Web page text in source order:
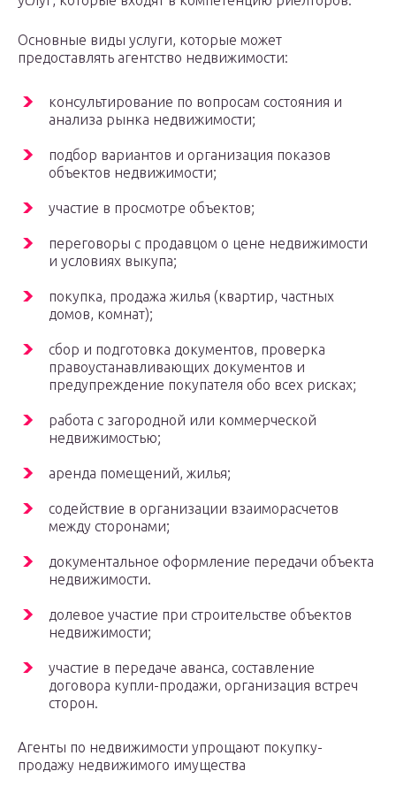
Основные виды услуги, которые может
предоставлять агентство недвижимости:
консультирование по вопросам состояния и
анализа рынка недвижимости;
подбор вариантов и организация показов
объектов недвижимости;
участие в просмотре объектов;
переговоры с продавцом о цене недвижимости
и условиях выкупа;
покупка, продажа жилья (квартир, частных
домов, комнат);
сбор и подготовка документов, проверка
правоустанавливающих документов и
предупреждение покупателя обо всех рисках;
работа с загородной или коммерческой
недвижимостью;
аренда помещений, жилья;
содействие в организации взаиморасчетов
между сторонами;
документальное оформление передачи объекта
недвижимости.
долевое участие при строительстве объектов
недвижимости;
участие в передаче аванса, составление
договора купли-продажи, организация встреч
сторон.
Агенты по недвижимости упрощают покупку-
продажу недвижимого имущества